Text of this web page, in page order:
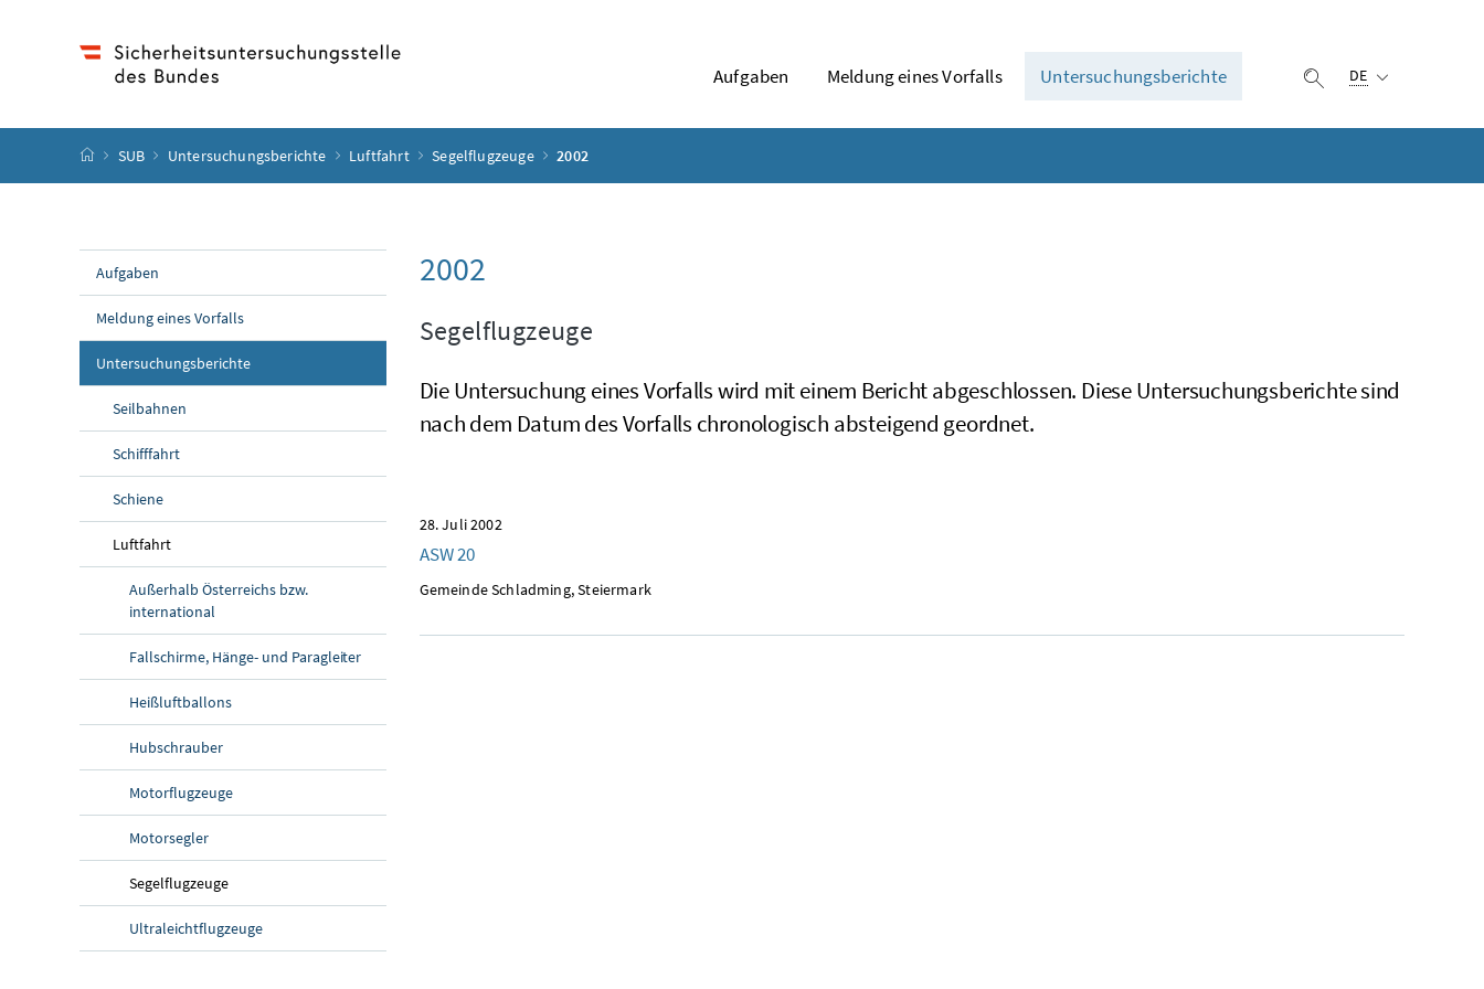
Aufgaben Meldung eines Vorfalls Untersuchungsberichte Suche einblenden
DE
Startseite
SUB Untersuchungsberichte Luftfahrt Segelflugzeuge 2002
Aufgaben
Meldung eines Vorfalls
Untersuchungsberichte
Seilbahnen
Schifffahrt
Schiene
Luftfahrt
Außerhalb Österreichs bzw.
international
Fallschirme, Hänge- und Paragleiter
Heißluftballons
Hubschrauber
Motorflugzeuge
Motorsegler
Segelflugzeuge
Ultraleichtflugzeuge
2002
Segelflugzeuge
Die Untersuchung eines Vorfalls wird mit einem Bericht abgeschlossen. Diese Untersuchungsberichte sind
nach dem Datum des Vorfalls chronologisch absteigend geordnet.
28. Juli 2002
ASW 20
Gemeinde Schladming, Steiermark